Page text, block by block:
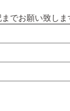
でお願い致しま